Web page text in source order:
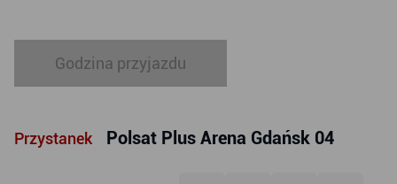
Godzina przyjazdu
Przystanek Polsat Plus Arena Gdańsk 04